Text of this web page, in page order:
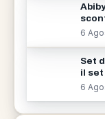
6
Set
il set
6